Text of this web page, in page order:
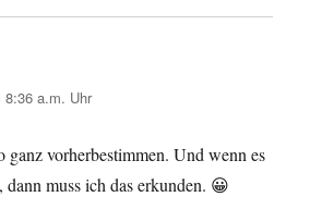
8:36 a.m. Uhr
ganz vorherbestimmen. Und wenn es
muss ich das erkunden. 😀